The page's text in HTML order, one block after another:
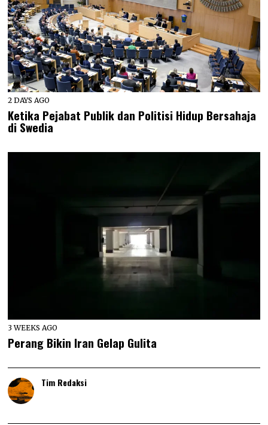
2 DAYS AGO
Ketika Pejabat Publik dan Politisi Hidup Bersahaja
di Swedia
3 WEEKS AGO
Perang Bikin Iran Gelap Gulita
Tim Redaksi